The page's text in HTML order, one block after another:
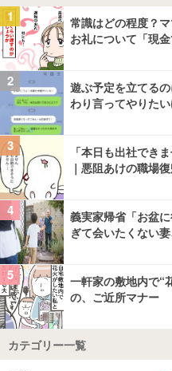
1
常識はどの程度？
お礼について「現
2
遊ぶ予定を立てる
わり言ってやりた
3
「本日も出社でき
｜悪阻あけの職場
4
義実家帰省「お盆
ぎて会いたくない
5
一軒家の敷地内で“
の、ご近所マナー
カテゴリー一覧